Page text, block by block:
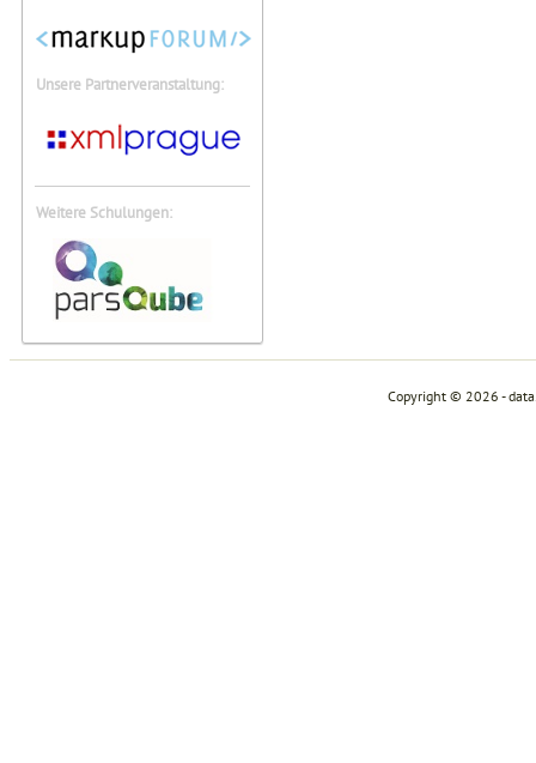
Unsere Partnerveranstaltung:
Weitere Schulungen:
Copyright © 2026 -